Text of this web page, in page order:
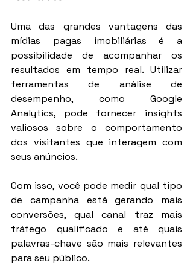
Uma das grandes vantagens das
mídias pagas imobiliárias é a
possibilidade de acompanhar os
resultados em tempo real. Utilizar
ferramentas de análise de
desempenho, como Google
Analytics, pode fornecer insights
valiosos sobre o comportamento
dos visitantes que interagem com
seus anúncios.
Com isso, você pode medir qual tipo
de campanha está gerando mais
conversões, qual canal traz mais
tráfego qualificado e até quais
palavras-chave são mais relevantes
para seu público.